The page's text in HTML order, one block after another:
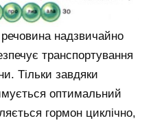
речовина надзвичайно
транспортування
Тільки завдяки
оптимальний
гормон циклічно,